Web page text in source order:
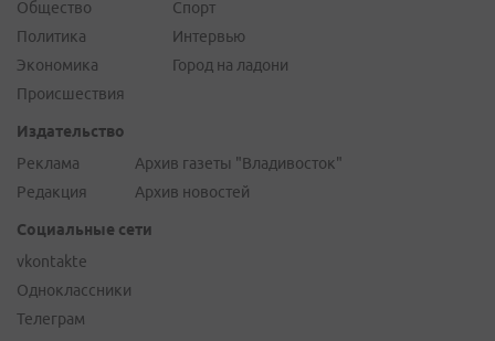
Общество
Политика
Экономика
Происшествия
Спорт
Интервью
Город на ладони
Издательство
Реклама
Редакция
Архив газеты "Владивосток"
Архив новостей
Социальные сети
vkontakte
Одноклассники
Телеграм